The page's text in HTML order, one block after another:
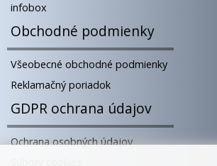
infobox
Obchodné podmienky
Všeobecné obchodné podmienky
Reklamačný poriadok
GDPR ochrana údajov
Ochrana osobných údajov